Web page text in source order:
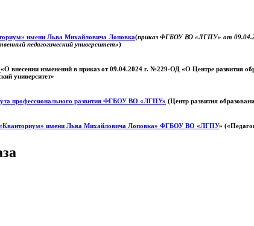
имени Льва Михайловича Лоповка(приказ ФГБОУ ВО «ЛГПУ» от
педагогический университет»)
«О внесении изменений в приказ от 09.04.2024 г. №229-ОД «О Центре развития
университет»
профессионального развития ФГБОУ ВО «ЛГПУ» (Центр развития
имени Льва Михайловича Лоповка» ФГБОУ ВО «ЛГПУ»